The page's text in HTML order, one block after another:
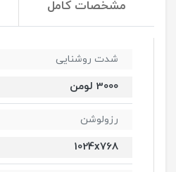
مشخصات کامل
شدت روشنایی
3000 لومن
رزولوشن
1024x768